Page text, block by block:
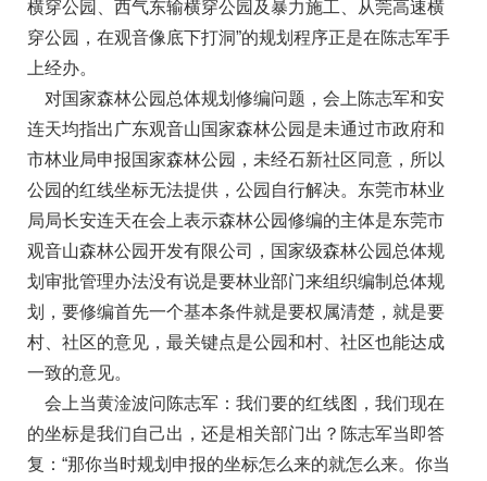
横穿公园、西气东输横穿公园及暴力施工、从莞高速横
穿公园，在观音像底下打洞”的规划程序正是在陈志军手
上经办。
对国家森林公园总体规划修编问题，会上陈志军和安
连天均指出广东观音山国家森林公园是未通过市政府和
市林业局申报国家森林公园，未经石新社区同意，所以
公园的红线坐标无法提供，公园自行解决。东莞市林业
局局长安连天在会上表示森林公园修编的主体是东莞市
观音山森林公园开发有限公司，国家级森林公园总体规
划审批管理办法没有说是要林业部门来组织编制总体规
划，要修编首先一个基本条件就是要权属清楚，就是要
村、社区的意见，最关键点是公园和村、社区也能达成
一致的意见。
会上当黄淦波问陈志军：我们要的红线图，我们现在
的坐标是我们自己出，还是相关部门出？陈志军当即答
复：“那你当时规划申报的坐标怎么来的就怎么来。你当